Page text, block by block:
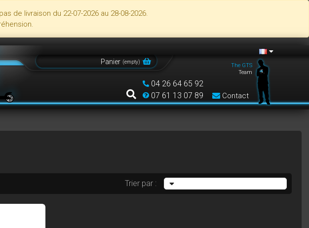
de livraison du 22-07-2026 au 28-08-2026.
Panier (empty)
Contact
04 26 64 65 92
07 61 13 07 89
The GTS
Team
Trier par :